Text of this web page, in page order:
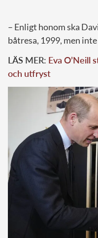
– Enligt honom ska
båtresa, 1999, men
LÄS MER: Eva O’Neill
och utfryst